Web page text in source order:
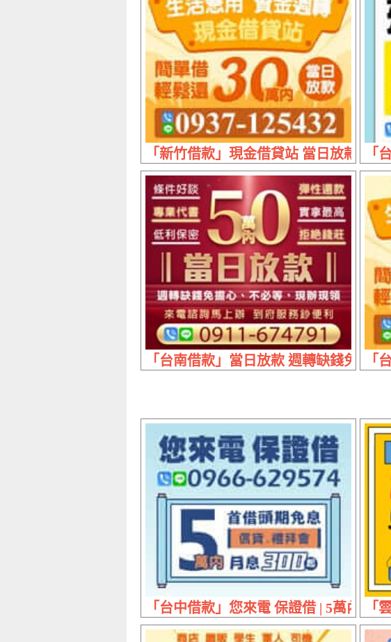
「新竹借款」現金借貸站 當日放款 | 「
「台南借款」當日放款 週轉缺錢免擔「
「台中借款」您來電 保證借 | 5萬內 月
「